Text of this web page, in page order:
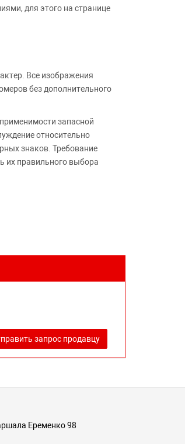
для этого на странице
Все изображения
без дополнительного
запасной
относительно
знаков. Требование
их правильного выбора
запрос продавцу
Еременко 98